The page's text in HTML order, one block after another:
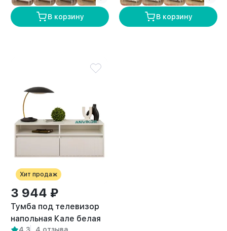
В корзину В корзину
Хит продаж
3 944 ₽
Тумба под телевизор
напольная Кале белая